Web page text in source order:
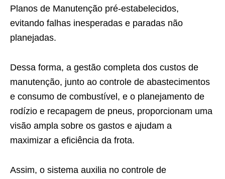
Planos de Manutenção pré-estabelecidos,
evitando falhas inesperadas e paradas não
planejadas.
Dessa forma, a gestão completa dos custos de
manutenção, junto ao controle de abastecimentos
e consumo de combustível, e o planejamento de
rodízio e recapagem de pneus, proporcionam uma
visão ampla sobre os gastos e ajudam a
maximizar a eficiência da frota.
Assim, o sistema auxilia no controle de